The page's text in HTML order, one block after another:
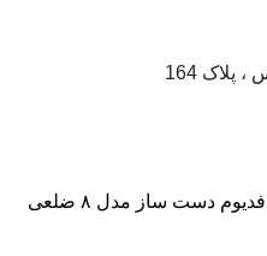
164
انگشتر عقیق سرخ یمنی کهنه پایه فدیوم دست ساز مدل ۸ ضلعی